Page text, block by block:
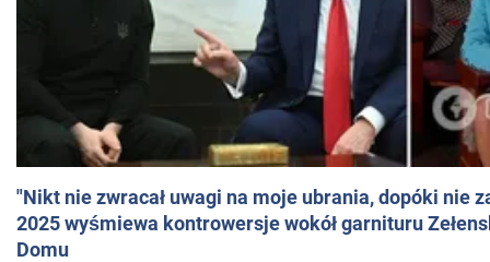
"Nikt nie zwracał uwagi na moje ubrania, dopóki nie
2025 wyśmiewa kontrowersje wokół garnituru
Domu